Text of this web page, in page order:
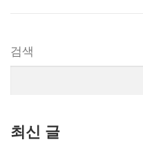
검색
최신 글